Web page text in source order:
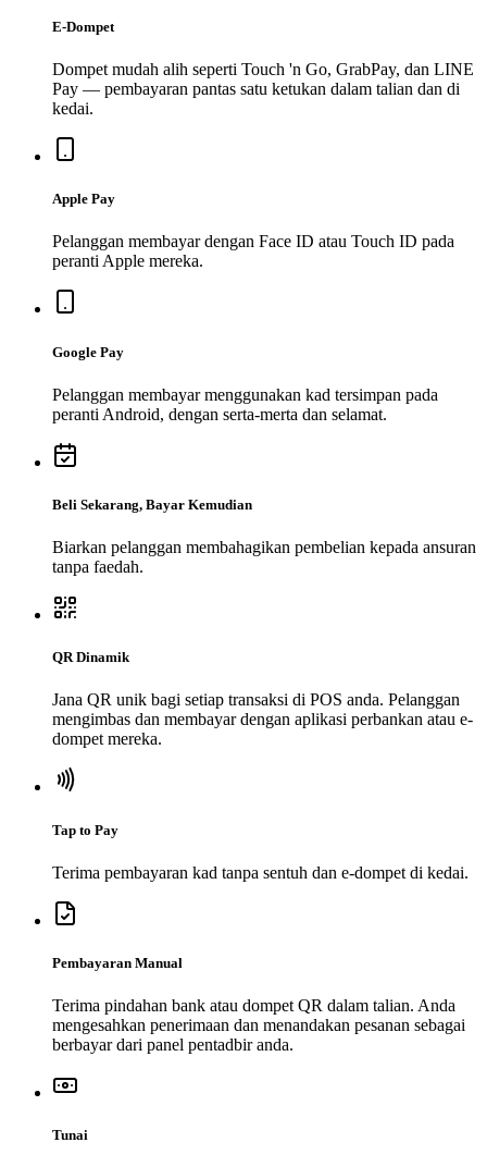
E-Dompet
Dompet mudah alih seperti Touch 'n Go, GrabPay, dan LINE
Pay — pembayaran pantas satu ketukan dalam talian dan di
kedai.
Apple Pay
Pelanggan membayar dengan Face ID atau Touch ID pada
peranti Apple mereka.
Google Pay
Pelanggan membayar menggunakan kad tersimpan pada
peranti Android, dengan serta-merta dan selamat.
Beli Sekarang, Bayar Kemudian
Biarkan pelanggan membahagikan pembelian kepada ansuran
tanpa faedah.
QR Dinamik
Jana QR unik bagi setiap transaksi di POS anda. Pelanggan
mengimbas dan membayar dengan aplikasi perbankan atau e-
dompet mereka.
Tap to Pay
Terima pembayaran kad tanpa sentuh dan e-dompet di kedai.
Pembayaran Manual
Terima pindahan bank atau dompet QR dalam talian. Anda
mengesahkan penerimaan dan menandakan pesanan sebagai
berbayar dari panel pentadbir anda.
Tunai